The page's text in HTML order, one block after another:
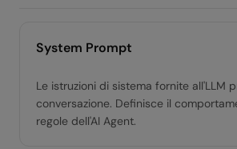
System Prompt
Le istruzioni di sistema fornite all'LLM
conversazione. Definisce il
regole dell'AI Agent.